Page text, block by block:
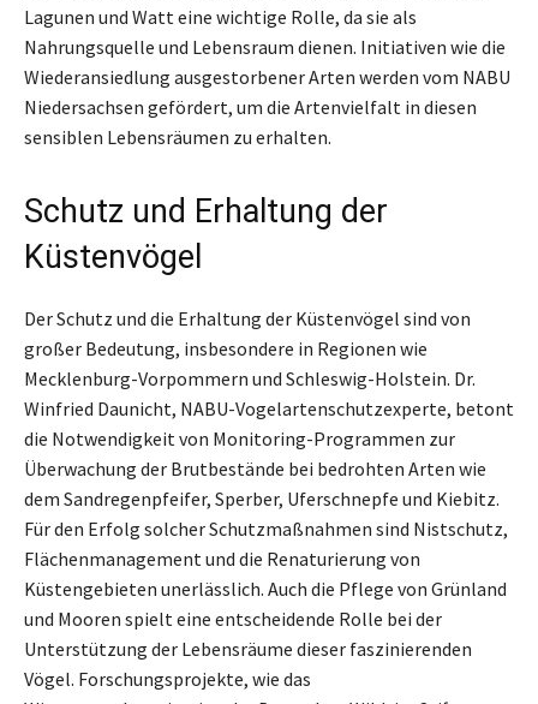
Lagunen und Watt eine wichtige Rolle, da sie als
Nahrungsquelle und Lebensraum dienen. Initiativen wie die
Wiederansiedlung ausgestorbener Arten werden vom NABU
Niedersachsen gefördert, um die Artenvielfalt in diesen
sensiblen Lebensräumen zu erhalten.
Schutz und Erhaltung der
Küstenvögel
Der Schutz und die Erhaltung der Küstenvögel sind von
großer Bedeutung, insbesondere in Regionen wie
Mecklenburg-Vorpommern und Schleswig-Holstein. Dr.
Winfried Daunicht, NABU-Vogelartenschutzexperte, betont
die Notwendigkeit von Monitoring-Programmen zur
Überwachung der Brutbestände bei bedrohten Arten wie
dem Sandregenpfeifer, Sperber, Uferschnepfe und Kiebitz.
Für den Erfolg solcher Schutzmaßnahmen sind Nistschutz,
Flächenmanagement und die Renaturierung von
Küstengebieten unerlässlich. Auch die Pflege von Grünland
und Mooren spielt eine entscheidende Rolle bei der
Unterstützung der Lebensräume dieser faszinierenden
Vögel. Forschungsprojekte, wie das